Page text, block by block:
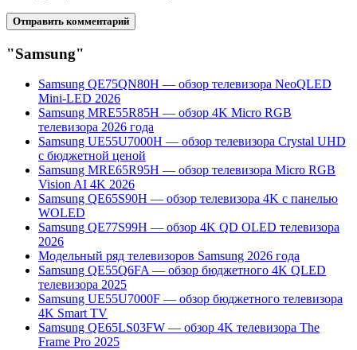
"Samsung"
Samsung QE75QN80H — обзор телевизора NeoQLED
Mini-LED 2026
Samsung MRE55R85H — обзор 4K Micro RGB
телевизора 2026 года
Samsung UE55U7000H — обзор телевизора Crystal UHD
с бюджетной ценой
Samsung MRE65R95H — обзор телевизора Micro RGB
Vision AI 4K 2026
Samsung QE65S90H — обзор телевизора 4K с панелью
WOLED
Samsung QE77S99H — обзор 4K QD OLED телевизора
2026
Модельный ряд телевизоров Samsung 2026 года
Samsung QE55Q6FA — обзор бюджетного 4K QLED
телевизора 2025
Samsung UE55U7000F — обзор бюджетного телевизора
4K Smart TV
Samsung QE65LS03FW — обзор 4K телевизора The
Frame Pro 2025